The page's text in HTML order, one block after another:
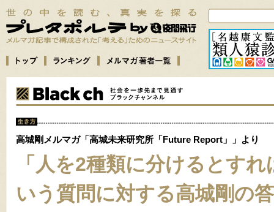
高城剛メルマガ「高城未来研究所「Future Report」」より
「人を2種類に分けるとす
いう質問に対する高城剛の